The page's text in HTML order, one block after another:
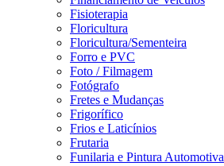
Fisioterapia
Floricultura
Floricultura/Sementeira
Forro e PVC
Foto / Filmagem
Fotógrafo
Fretes e Mudanças
Frigorífico
Frios e Laticínios
Frutaria
Funilaria e Pintura Automotiva